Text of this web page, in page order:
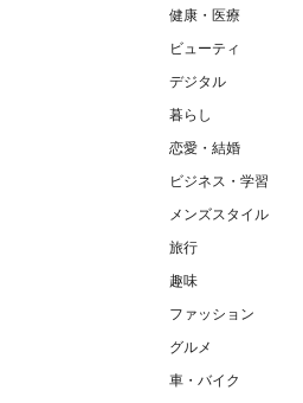
健康・医療
ビューティ
デジタル
暮らし
恋愛・結婚
ビジネス・学習
メンズスタイル
旅行
趣味
ファッション
グルメ
車・バイク